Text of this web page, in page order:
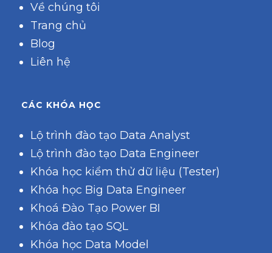
Về chúng tôi
Trang chủ
Blog
Liên hệ
CÁC KHÓA HỌC
Lộ trình đào tạo Data Analyst
Lộ trình đào tạo Data Engineer
Khóa học kiểm thử dữ liệu (Tester)
Khóa học Big Data Engineer
Khoá Đào Tạo Power BI
Khóa đào tạo SQL
Khóa học Data Model